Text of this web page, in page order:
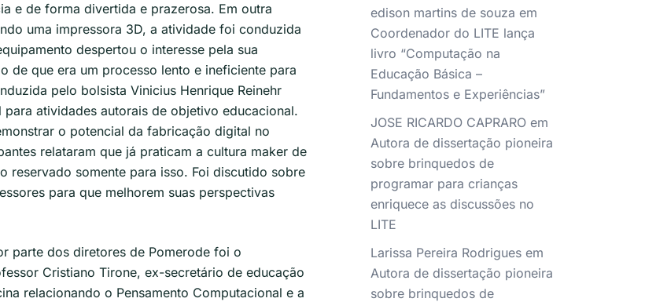
e de forma divertida e prazerosa. Em outra
uma impressora 3D, a atividade foi conduzida
despertou o interesse pela sua
de que era um processo lento e ineficiente para
pelo bolsista Vinicius Henrique Reinehr
atividades autorais de objetivo educacional.
o potencial da fabricação digital no
relataram que já praticam a cultura maker de
reservado somente para isso. Foi discutido sobre
para que melhorem suas perspectivas
parte dos diretores de Pomerode foi o
Cristiano Tirone, ex-secretário de educação
relacionando o Pensamento Computacional e a
edison martins de souza em
Coordenador do LITE lança
livro “Computação na
Educação Básica –
Fundamentos e Experiências”
JOSE RICARDO CAPRAROem
Autora de dissertação pioneira
sobre brinquedos de
programar para crianças
enriquece as discussões no
LITE
Larissa Pereira Rodriguesem
Autora de dissertação pioneira
sobre brinquedos de